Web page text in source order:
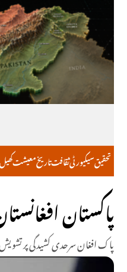
کھیلمعیشتتاریخثقافتسیکیورٹیتحقیق
پاکستان
پاک افغان سرحدی کشیدگی پر